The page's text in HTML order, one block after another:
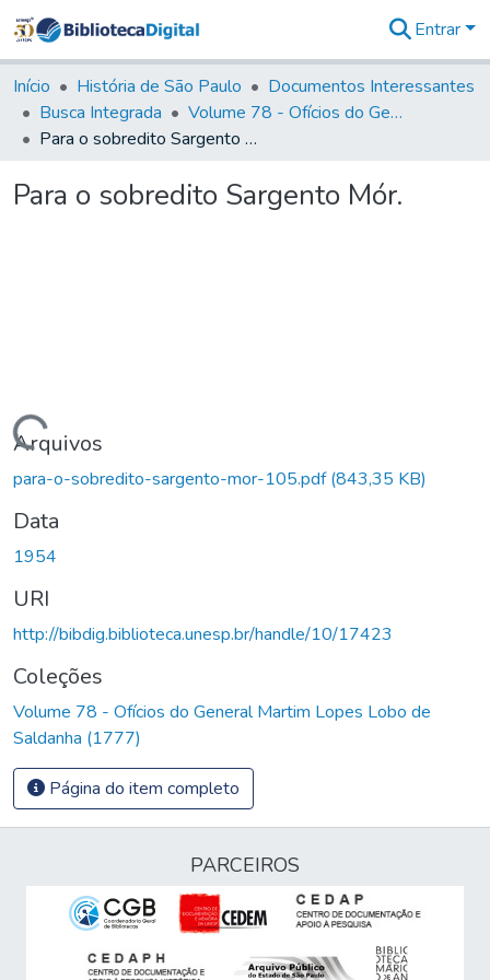
&
Coleções
Tudo na
Biblioteca
Estatísticas
Entrar
Início História de São Paulo
Documentos Interessantes
Busca Integrada
Volume 78 - Ofícios do General Martim Lopes Lobo de Saldanha (1777)
Para o sobredito Sargento Mór.
Para o sobredito Sargento Mór.
Carregando...
Arquivos
para-o-sobredito-sargento-mor-105.pdf(843,35 KB)
Data
1954
URI
http://bibdig.biblioteca.unesp.br/handle/10/17423
Coleções
Volume 78 - Ofícios do General Martim Lopes Lobo de
Saldanha (1777)
Página do item completo
PARCEIROS